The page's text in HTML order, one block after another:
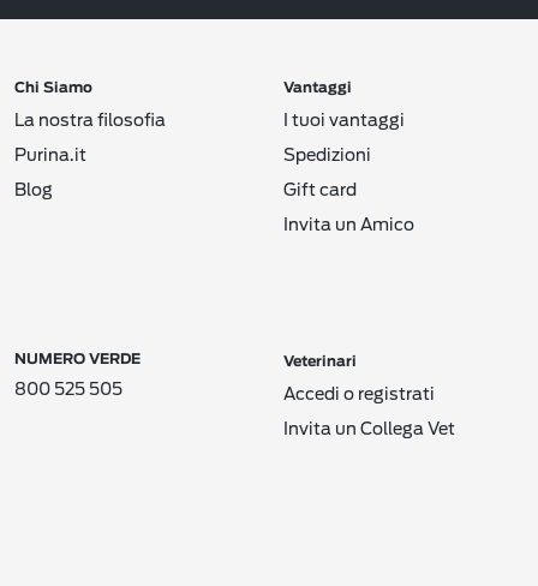
Chi Siamo
La nostra filosofia
Purina.it
Blog
Vantaggi
I tuoi vantaggi
Spedizioni
Gift card
Invita un Amico
Veterinari
Accedi o registrati
Invita un Collega Vet
NUMERO VERDE
800 525 505